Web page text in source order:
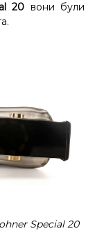
20 вони були
Special 20